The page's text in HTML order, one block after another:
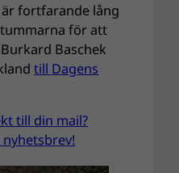
fortfarande lång
för att
Baschek
till Dagens
till din mail?